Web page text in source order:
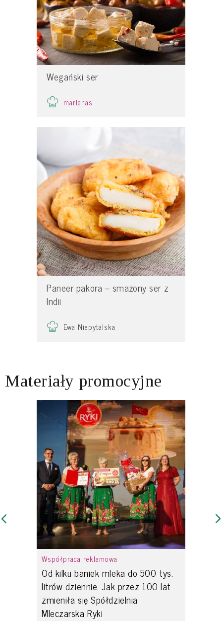
Wegański ser
marlenas
Paneer pakora – smażony ser z
Indii
Ewa Niepytalska
Materiały promocyjne
Współpraca reklamowa
Od kilku baniek mleka do 500 tys.
litrów dziennie. Jak przez 100 lat
zmieniła się Spółdzielnia
Mleczarska Ryki